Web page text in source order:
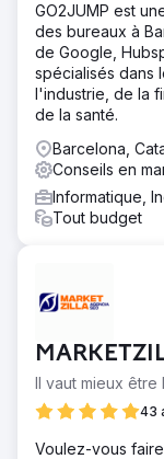
GO2JUMP est
des bureaux à
de Google,
spécialisés dans
l'industrie, de la
de la santé.
Barcelona,
Conseils en
Informatique,
Tout budget
Il vaut mieux
43
Voulez-vous